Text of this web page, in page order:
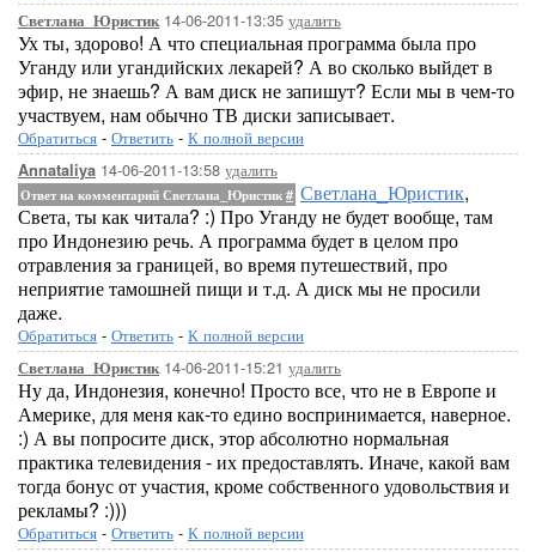
Светлана_Юристик14-06-2011-13:35 удалить
Ух ты, здорово! А что специальная программа была про
Уганду или угандийских лекарей? А во сколько выйдет в
эфир, не знаешь? А вам диск не запишут? Если мы в чем-то
участвуем, нам обычно ТВ диски записывает.
Обратиться - Ответить - К полной версии
Annataliya 14-06-2011-13:58 удалить
Ответ на комментарий Светлана_Юристик # Светлана_Юристик,
Света, ты как читала? :) Про Уганду не будет вообще, там
про Индонезию речь. А программа будет в целом про
отравления за границей, во время путешествий, про
неприятие тамошней пищи и т.д. А диск мы не просили
даже.
Обратиться - Ответить - К полной версии
Светлана_Юристик14-06-2011-15:21 удалить
Ну да, Индонезия, конечно! Просто все, что не в Европе и
Америке, для меня как-то едино воспринимается, наверное.
:) А вы попросите диск, этор абсолютно нормальная
практика телевидения - их предоставлять. Иначе, какой вам
тогда бонус от участия, кроме собственного удовольствия и
рекламы? :)))
Обратиться - Ответить - К полной версии